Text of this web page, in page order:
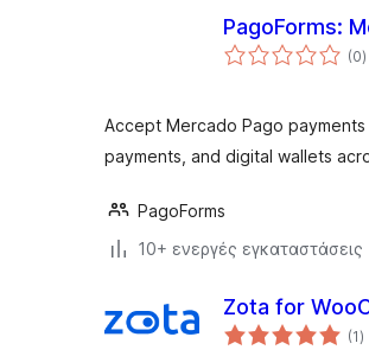
PagoForms:
(0)
Accept Mercado Pago
payments, and digital wallets
PagoForms
10+ ενεργές εγκαταστάσεις
Zota for
(1)